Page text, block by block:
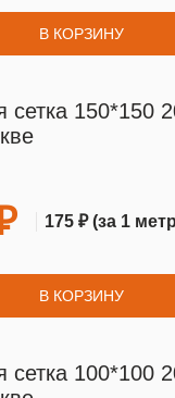
В КОРЗИНУ
сетка 150*150
175 ₽(за 1 метр
В КОРЗИНУ
сетка 100*100